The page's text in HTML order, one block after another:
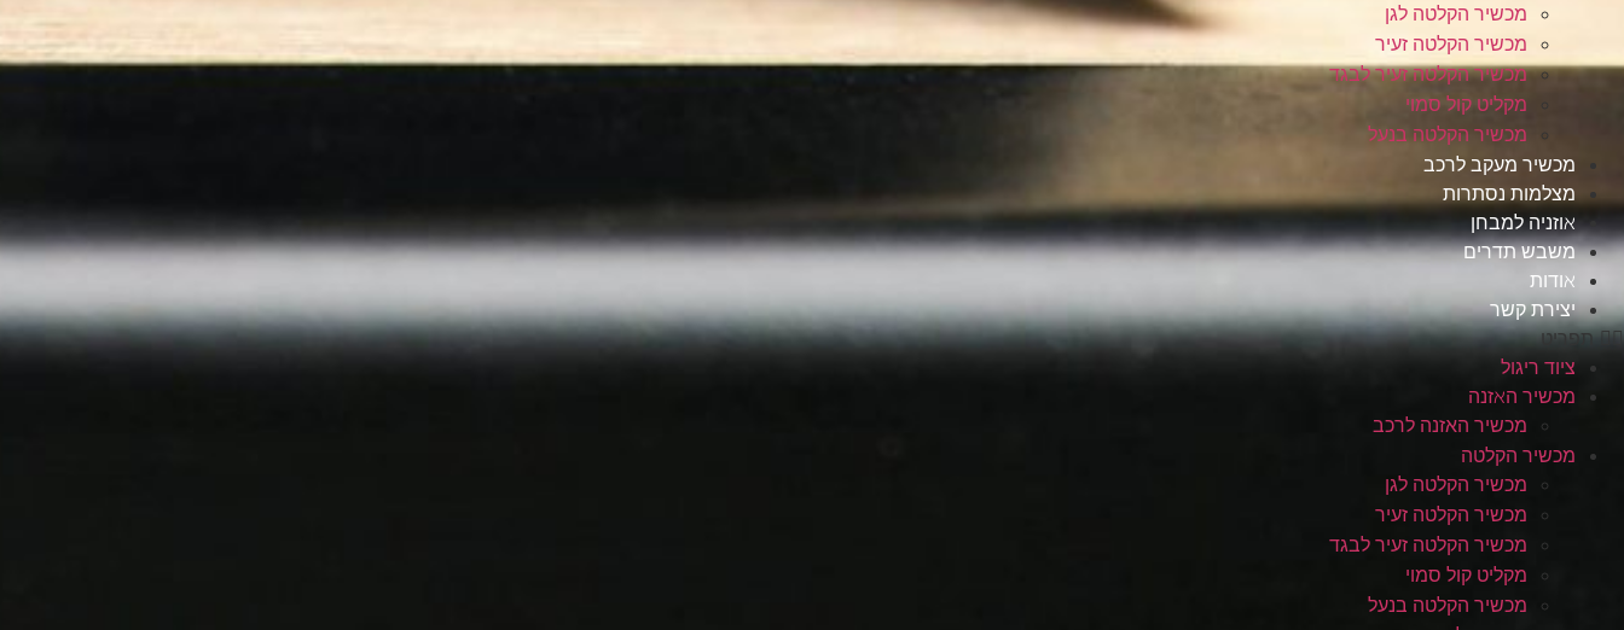
מכשיר הקלטה לגן
מכשיר הקלטה זעיר
מכשיר הקלטה זעיר לבגד
מקליט קול סמוי
מכשיר הקלטה בנעל
מכשיר מעקב לרכב
מצלמות נסתרות
אוזניה למבחן
משבש תדרים
אודות
יצירת קשר
תפריט
ציוד ריגול
מכשיר האזנה
מכשיר האזנה לרכב
מכשיר הקלטה
מכשיר הקלטה לגן
מכשיר הקלטה זעיר
מכשיר הקלטה זעיר לבגד
מקליט קול סמוי
מכשיר הקלטה בנעל